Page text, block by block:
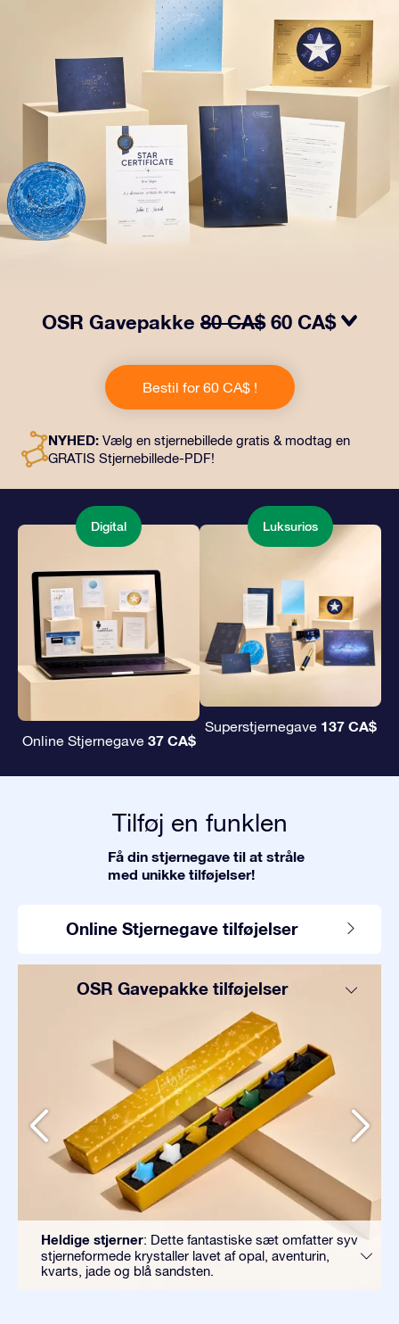
OSR Gavepakke 80 CA$ 60 CA$
Denne gave inkluderer en smuk kuvert og personlige
dokumenter, der sendes til en adresse efter dit eget
valg, samt digitale dokumenter og gratis brug af vores
venner og familie.
Bestil for 60 CA$ !
NYHED: Vælg en stjernebillede gratis & modtag en
GRATIS Stjernebillede-PDF!
Digital
Online Stjernegave 37 CA$
Luksuriøs
Superstjernegave 137 CA$
Tilføj en funklen
Få din stjernegave til at stråle
med unikke tilføjelser!
Online Stjernegave tilføjelser
OSR Gavepakke tilføjelser
Heldige stjerner: Dette fantastiske sæt omfatter syv
stjerneformede krystaller lavet af opal, aventurin,
kvarts, jade og blå sandsten.